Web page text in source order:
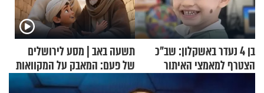
בן 4 נעדר באשקלון: שב"כ
הצטרף למאמצי האיתור
תשעה באב | מסע לירושלים
של פעם: המאבק על המקוואות